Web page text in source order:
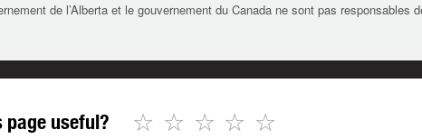
de l’Alberta et le gouvernement du Canada ne sont pas responsables
page useful? ☆
☆
☆
☆
☆